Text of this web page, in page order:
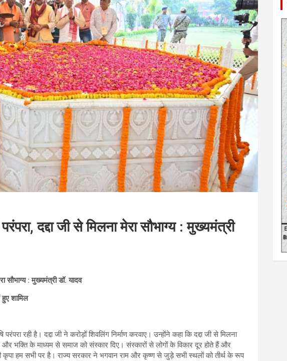
दद्दा जी से मिलना मेरा सौभाग्य : मुख्यमंत्री
सौभाग्य : मुख्यमंत्री डॉ. यादव
हुए शामिल
रही है। दद्दा जी ने करोड़ों शिवलिंग निर्माण करवाए। उन्होंने कहा ‍कि दद्दा जी से मिलना
और भक्ति के माध्यम से समाज को संस्कार दिए। संस्कारों से लोगों के विकार दूर होते हैं और
कृपा हम सभी पर है। राज्य सरकार ने भगवान राम और कृष्ण से जुड़े सभी स्थलों को तीर्थ के रूप